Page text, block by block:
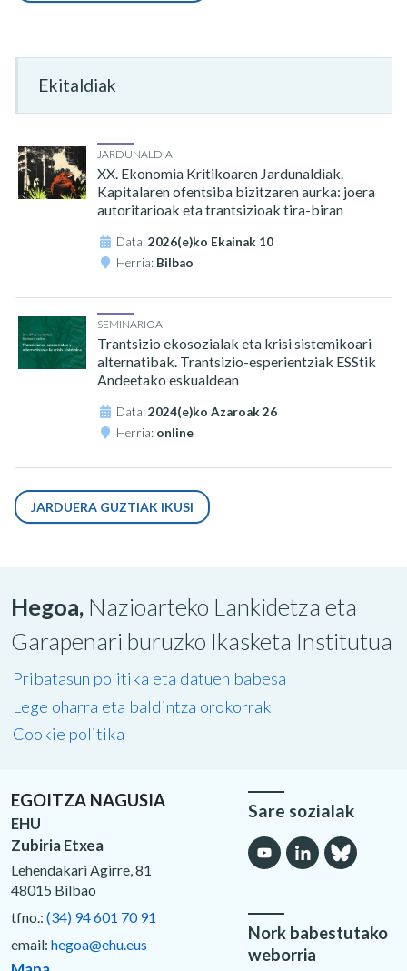
Ekitaldiak
JARDUNALDIA
XX. Ekonomia Kritikoaren Jardunaldiak.
Kapitalaren ofentsiba bizitzaren aurka: joera
autoritarioak eta trantsizioak tira-biran
Data:2026(e)ko Ekainak 10
Herria: Bilbao
SEMINARIOA
Trantsizio ekosozialak eta krisi sistemikoari
alternatibak. Trantsizio-esperientziak ESStik
Andeetako eskualdean
Data:2024(e)ko Azaroak 26
Herria: online
JARDUERA GUZTIAK IKUSI
Hegoa, Nazioarteko Lankidetza eta
Garapenari buruzko Ikasketa Institutua
Pribatasun politika eta datuen babesa
Lege oharra eta baldintza orokorrak
Cookie politika
EGOITZA NAGUSIA
EHU
Zubiria Etxea
Lehendakari Agirre, 81
48015 Bilbao
tfno.: (34) 94 601 70 91
email: hegoa@ehu.eus
Sare sozialak
Nork babestutako
weborria